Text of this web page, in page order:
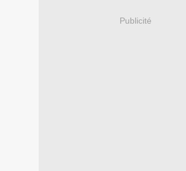
Publicité